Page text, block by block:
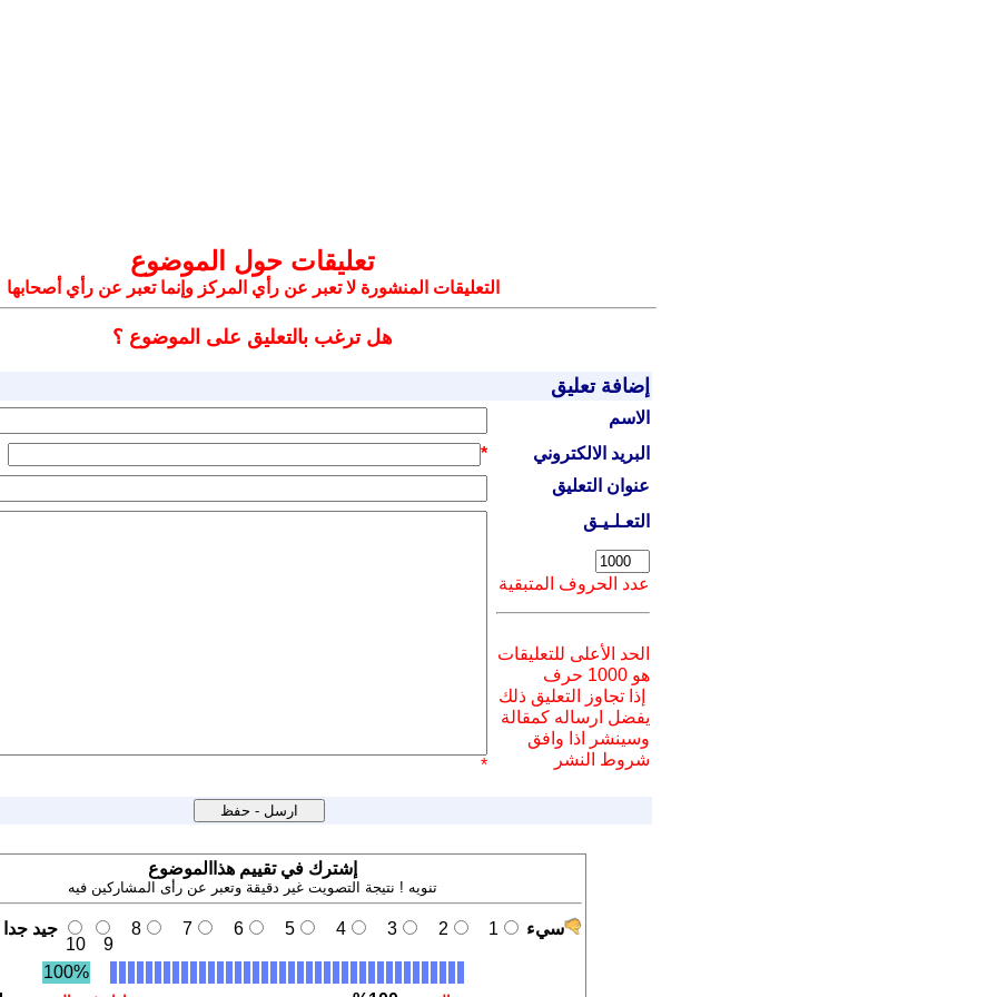
تعليقات حول الموضوع
التعليقات المنشورة لا تعبر عن رأي المركز وإنما تعبر عن رأي أصحابها
هل ترغب بالتعليق على الموضوع ؟
إضافة تعليق
الاسم
البريد الالكتروني
*
عنوان التعليق
التعـلـيـق
عدد الحروف المتبقية
الحد الأعلى للتعليقات
هو 1000 حرف
إذا تجاوز التعليق ذلك
يفضل ارساله كمقالة
وسينشر اذا وافق
شروط النشر
*
إشترك في تقييم هذاالموضوع
تنويه ! نتيجة التصويت غير دقيقة وتعبر عن رأى المشاركين فيه
سيء 1
2
3
4
5
6
7
8
9
10
جيد جدا
100%